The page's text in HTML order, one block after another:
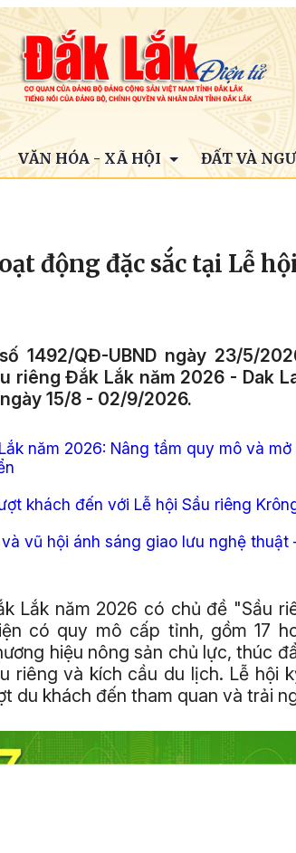
VĂN HÓA - XÃ HỘI ĐẤT VÀ
động đặc sắc tại Lễ
1492/QĐ-UBND ngày 23/5/
riêng Đắk Lắk năm 2026 - Dak
15/8 - 02/9/2026.
năm 2026: Nâng tầm quy mô và
khách đến với Lễ hội Sầu riêng
vũ hội ánh sáng giao lưu nghệ thuật
Lắk năm 2026 có chủ đề "Sầu
có quy mô cấp tỉnh, gồm 17
hiệu nông sản chủ lực, thúc
riêng và kích cầu du lịch. Lễ hội
du khách đến tham quan và trải